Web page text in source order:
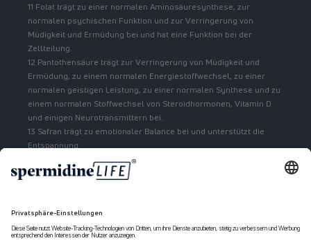
11 Folat trägt zu einer normalen Aminosäuresynthese, zur
normalen psychischen Funktion und zur Verringerung von
Müdigkeit und Ermüdung bei und hat eine Funktion bei der
Zellteilung.
12 Pantothensäure trägt zur Verringerung von Müdigkeit und
Ermüdung, zu einem normalen Energiestoffwechsel, zu einer
normalen geistigen Leistung, zu einer normalen Synthese und zu
einem normalen Stoffwechsel von Steroidhormonen, Vitamin D
und einigen Neurotransmittern bei.
13 Safran trägt zu emotionaler Balance bei und unterstützt die
Entspannung.